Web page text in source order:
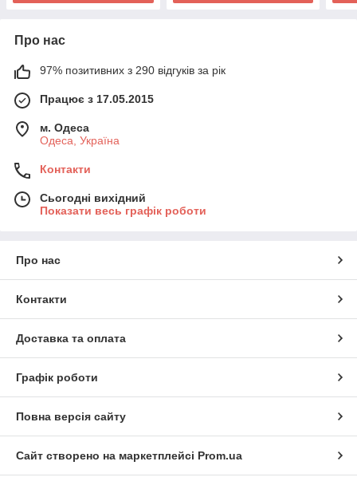
Про нас
97% позитивних з 290 відгуків за рік
Працює з 17.05.2015
м. Одеса
Одеса, Україна
Контакти
Сьогодні вихідний
Показати весь графік роботи
Про нас
Контакти
Доставка та оплата
Графік роботи
Повна версія сайту
Сайт створено на маркетплейсі Prom.ua